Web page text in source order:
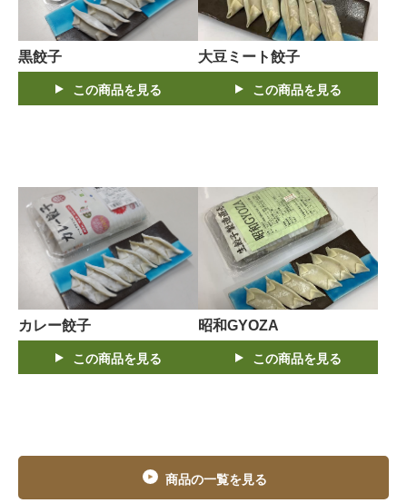
黒餃子
この商品を見る
大豆ミート餃子
この商品を見る
カレー餃子
この商品を見る
昭和GYOZA
この商品を見る
商品の一覧を見る